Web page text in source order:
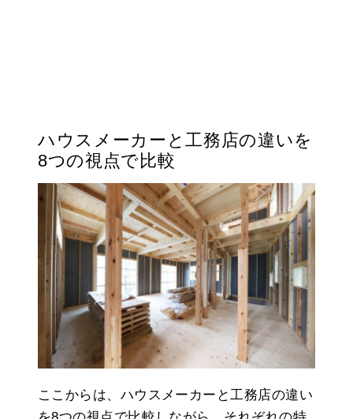
ハウスメーカーと工務店の違いを
8つの視点で比較
ここからは、ハウスメーカーと工務店の違い